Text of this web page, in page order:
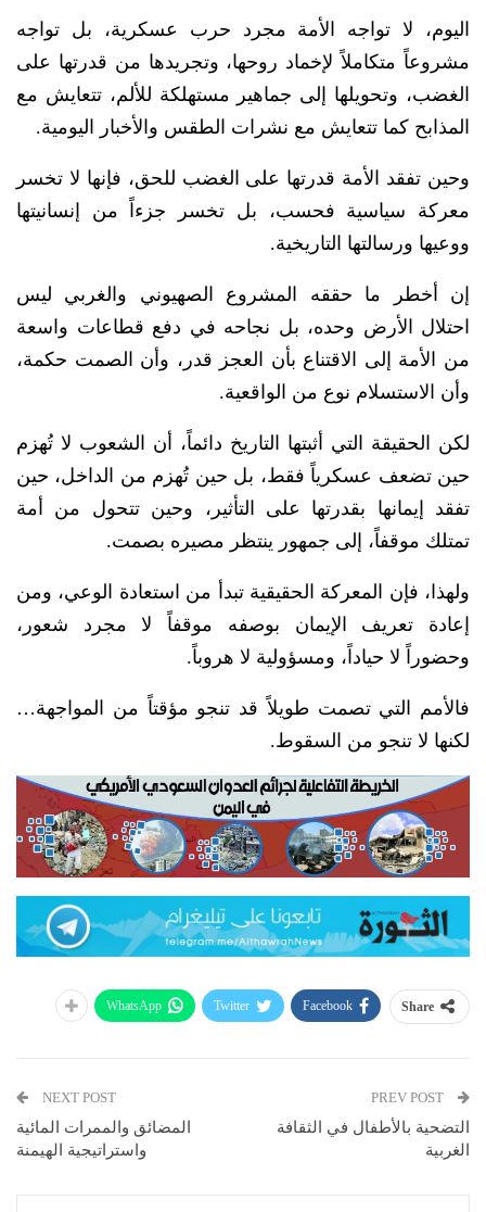
اليوم، لا تواجه الأمة مجرد حرب عسكرية، بل تواجه
مشروعاً متكاملاً لإخماد روحها، وتجريدها من قدرتها على
الغضب، وتحويلها إلى جماهير مستهلكة للألم، تتعايش مع
المذابح كما تتعايش مع نشرات الطقس والأخبار اليومية.
وحين تفقد الأمة قدرتها على الغضب للحق، فإنها لا تخسر
معركة سياسية فحسب، بل تخسر جزءاً من إنسانيتها
ووعيها ورسالتها التاريخية.
إن أخطر ما حققه المشروع الصهيوني والغربي ليس
احتلال الأرض وحده، بل نجاحه في دفع قطاعات واسعة
من الأمة إلى الاقتناع بأن العجز قدر، وأن الصمت حكمة،
وأن الاستسلام نوع من الواقعية.
لكن الحقيقة التي أثبتها التاريخ دائماً، أن الشعوب لا تُهزم
حين تضعف عسكرياً فقط، بل حين تُهزم من الداخل، حين
تفقد إيمانها بقدرتها على التأثير، وحين تتحول من أمة
تمتلك موقفاً، إلى جمهور ينتظر مصيره بصمت.
ولهذا، فإن المعركة الحقيقية تبدأ من استعادة الوعي، ومن
إعادة تعريف الإيمان بوصفه موقفاً لا مجرد شعور،
وحضوراً لا حياداً، ومسؤولية لا هروباً.
فالأمم التي تصمت طويلاً قد تنجو مؤقتاً من المواجهة…
لكنها لا تنجو من السقوط.
Share
Facebook
Twitter
WhatsApp
التضحية بالأطفال في الثقافة
الغربية
NEXT POST
المضائق والممرات المائية
واستراتيجية الهيمنة